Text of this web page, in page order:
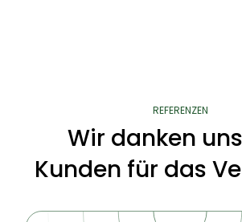
REFERENZEN
Wir danken
Kunden für das